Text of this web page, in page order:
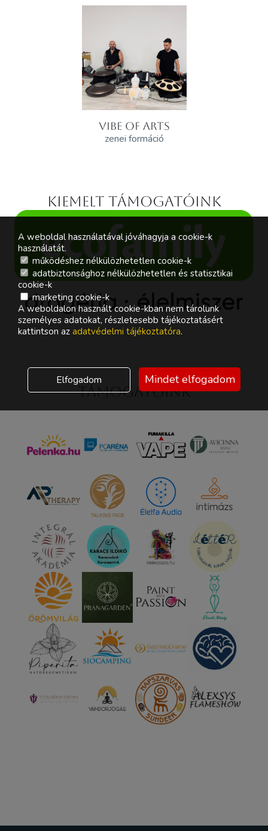
VIBE OF ARTS
zenei formáció
Kiemelt támogatóink
Támogatóink
A weboldal használatával jóváhagyja a cookie-k
használatát.
működéshez nélkülözhetetlen cookie-k
adatbiztonsághoz nélkülözhetetlen és statisztikai
cookie-k
marketing cookie-k
A weboldalon használt cookie-kban nem tárolunk
személyes adatokat, részletesebb tájékoztatásért
kattintson az adatvédelmi tájékoztatóra.
Elfogadom Mindet elfogadom